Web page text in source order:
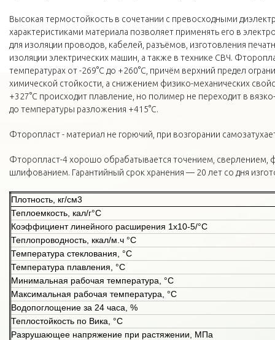
Высокая термостойкость в сочетании с превосходными
характеристиками материала позволяет применять его в
для изоляции проводов, кабелей, разъёмов, изготовления
изоляции электрических машин, а также в технике СВЧ.
температурах от -269°С до +260°С, причём верхний предел
химической стойкости, а снижением физико-механических
+327°С происходит плавление, но полимер не переходит в
до температуры разложения +415°С.
Фторопласт - материал не горючий, при возгорании
Фторопласт-4 хорошо обрабатывается точением, сверлением,
шлифованием. Гарантийный срок хранения — 20 лет со дня
Плотность, кг/см3
Теплоемкость, кал/г°С
Коэффициент линейного расширения 1х10-5/°С
Теплопроводность, ккал/м.ч °С
Температура стеклования, °С
Температура плавления, °С
Минимальная рабочая температура, °С
Максимальная рабочая температура, °С
Водопоглощение за 24 часа, %
Теплостойкость по Вика, °С
Разрушающее напряжение при растяжении, МПа